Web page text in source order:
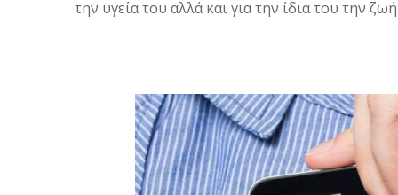
την υγεία του αλλά και για την ίδια του την